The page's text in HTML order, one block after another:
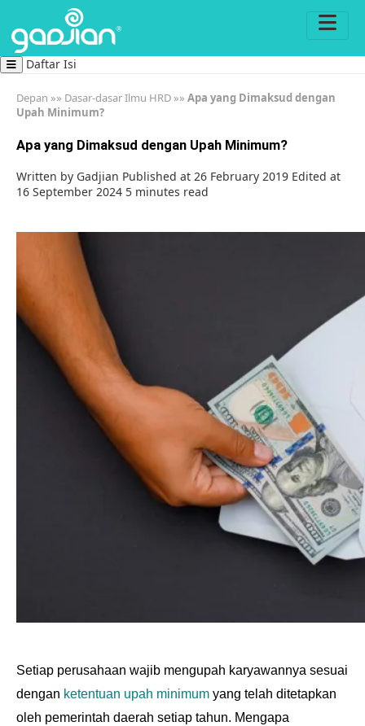
Daftar Isi
Depan »» Dasar-dasar Ilmu HRD »» Apa yang Dimaksud dengan
Upah Minimum?
Apa yang Dimaksud dengan Upah Minimum?
Written by Gadjian Published at 26 February 2019 Edited at
16 September 2024 5 minutes read
Setiap perusahaan wajib mengupah karyawannya sesuai
dengan ketentuan upah minimum yang telah ditetapkan
oleh pemerintah daerah setiap tahun. Mengapa